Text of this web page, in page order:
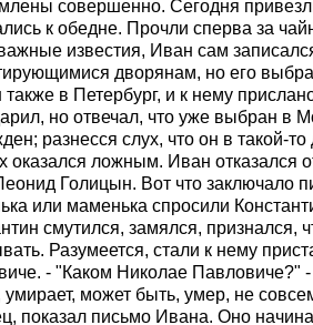
совершенно. Сегодня
к обедне. Прочли сперва за
известия, Иван сам
дворянам, но его
также в Петербург, и к нему
но отвечал, что уже выбран в
разнесся слух, что он в такой-
оказался ложным. Иван отказался
Голицын. Вот что заключало
или маменька спросили
смутился, замялся, признался,
Разумеется, стали к нему
- "Каком Николае Павловиче?" -
умирает, может быть, умер, не
показал письмо Ивана. Оно